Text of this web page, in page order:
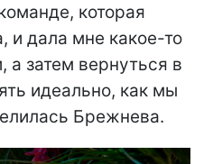
которая
и дала мне какое-то
а затем вернуться в
идеально, как мы
Брежнева.